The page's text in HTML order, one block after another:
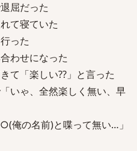
屈だった
て寝ていた
った
わせになった
て「楽しい??」と言った
いゃ、全然楽しく無い、早
俺の名前)と喋って無い…」